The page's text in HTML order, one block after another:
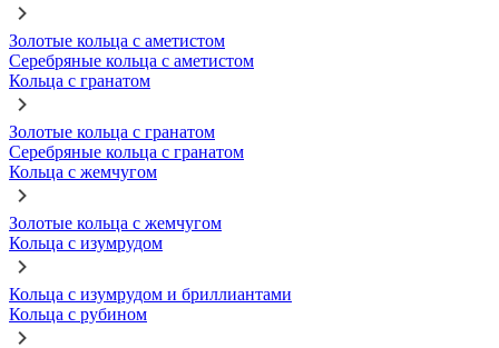
Золотые кольца с аметистом
Серебряные кольца с аметистом
Кольца с гранатом
Золотые кольца с гранатом
Серебряные кольца с гранатом
Кольца с жемчугом
Золотые кольца с жемчугом
Кольца с изумрудом
Кольца с изумрудом и бриллиантами
Кольца с рубином